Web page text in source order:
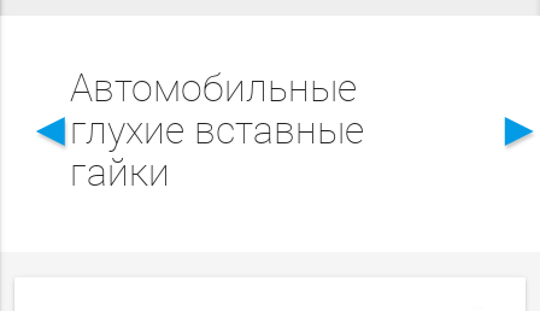
◄
Автомобильные
глухие вставные
гайки